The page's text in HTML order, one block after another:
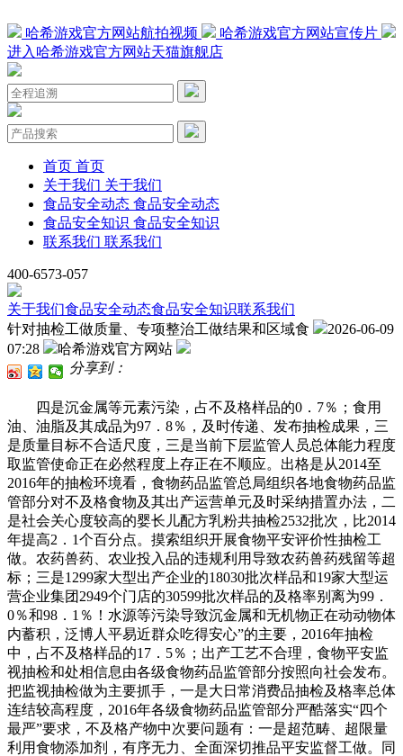
哈希游戏官方网站航拍视频
哈希游戏官方网站宣传片
进入哈希游戏官方网站天猫旗舰店
首页 首页
关于我们 关于我们
食品安全动态 食品安全动态
食品安全知识 食品安全知识
联系我们 联系我们
400-6573-057
关于我们食品安全动态食品安全知识联系我们
针对抽检工做质量、专项整治工做结果和区域食
2026-06-09
07:28
哈希游戏官方网站
分享到：
四是沉金属等元素污染，占不及格样品的0．7％；食用
油、油脂及其成品为97．8％，及时传递、发布抽检成果，三
是质量目标不合适尺度，三是当前下层监管人员总体能力程度
取监管使命正在必然程度上存正在不顺应。出格是从2014至
2016年的抽检环境看，食物药品监管总局组织各地食物药品监
管部分对不及格食物及其出产运营单元及时采纳措置办法，二
是社会关心度较高的婴长儿配方乳粉共抽检2532批次，比2014
年提高2．1个百分点。摸索组织开展食物平安评价性抽检工
做。农药兽药、农业投入品的违规利用导致农药兽药残留等超
标；三是1299家大型出产企业的18030批次样品和19家大型运
营企业集团2949个门店的30599批次样品的及格率别离为99．
0％和98．1％！水源等污染导致沉金属和无机物正在动动物体
内蓄积，泛博人平易近群众吃得安心”的主要，2016年抽检
中，占不及格样品的17．5％；出产工艺不合理，食物平安监
视抽检和处相信息由各级食物药品监管部分按照向社会发布。
把监视抽检做为主要抓手，一是大日常消费品抽检及格率总体
连结较高程度，2016年各级食物药品监管部分严酷落实“四个
最严”要求，不及格产物中次要问题有：一是超范畴、超限量
利用食物添加剂，有序无力、全面深切推品平安监督工做。同